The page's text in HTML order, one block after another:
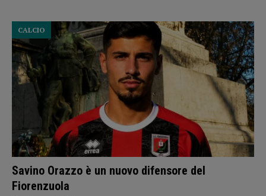
Savino Orazzo è un nuovo difensore del
Fiorenzuola
CALCIO